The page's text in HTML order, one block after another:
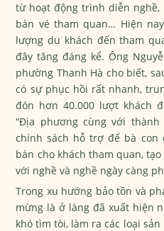
từ hoạt động trình diễn
bán vé tham quan… Hiện
lượng du khách đến tham
đây tăng đáng kể. Ông
phường Thanh Hà cho biết,
có sự phục hồi rất nhanh,
đón hơn 40.000 lượt khách
“Địa phương cùng với
chính sách hỗ trợ để bà
bán cho khách tham quan,
với nghề và nghề ngày càng
Trong xu hướng bảo tồn và
mừng là ở làng đã xuất hiện
khó tìm tòi, làm ra các loại